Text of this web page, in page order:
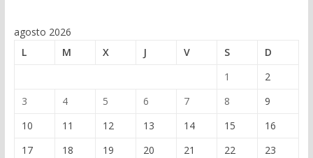
agosto 2026
L
M X J V S
D
1
2
3
4 5 6 7 8
9
10
11 12 13 14 15
16
17
18 19 20 21 22
23